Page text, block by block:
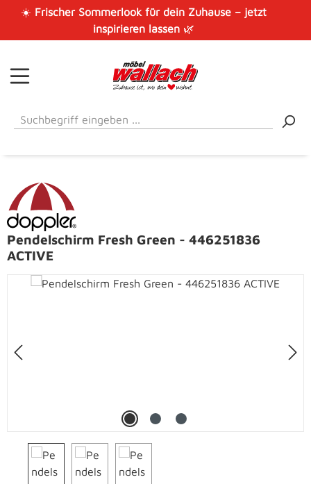
Zum Hauptinhalt springen
☀️ Frischer Sommerlook für dein Zuhause – jetzt
inspirieren lassen🌿
Bildergalerie überspringen
Pendelschirm Fresh Green - 446251836
ACTIVE